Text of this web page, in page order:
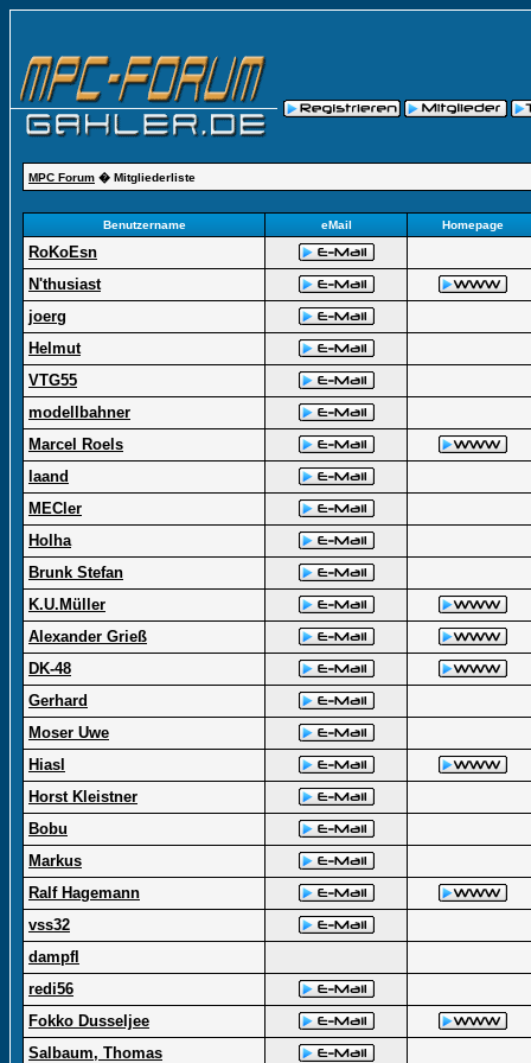
MPC Forum � Mitgliederliste
Benutzername eMail Homepage
RoKoEsn
N'thusiast
joerg
Helmut
VTG55
modellbahner
Marcel Roels
laand
MECler
Holha
Brunk Stefan
K.U.Müller
Alexander Grieß
DK-48
Gerhard
Moser Uwe
Hiasl
Horst Kleistner
Bobu
Markus
Ralf Hagemann
vss32
dampfl
redi56
Fokko Dusseljee
Salbaum, Thomas